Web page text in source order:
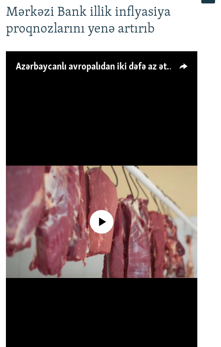
Mərkəzi Bank illik inflyasiya
proqnozlarını yenə artırıb
Azərbaycanlı avropalıdan iki dəfə az ət yeyir, amma... 'Qiymət artımı qaçılmazdır'
No media source currently available